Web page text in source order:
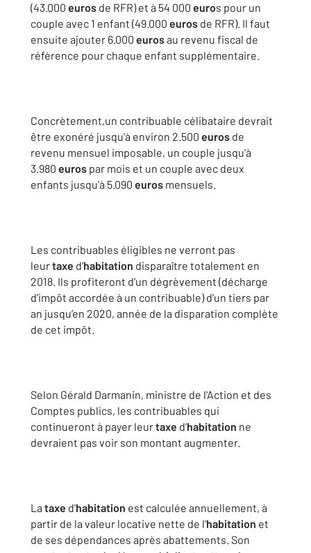
(43.000 euros de RFR) et à 54 000 euros pour un
couple avec 1 enfant (49.000 euros de RFR). Il faut
ensuite ajouter 6.000 eurosau revenu fiscal de
référence pour chaque enfant supplémentaire.
Concrètement,un contribuable célibataire devrait
être exonéré jusqu'à environ 2.500 euros de
revenu mensuel imposable, un couple jusqu'à
3.980 euros par mois et un couple avec deux
enfants jusqu'à 5.090 euros mensuels.
Les contribuables éligibles ne verront pas
leurtaxe d’habitation disparaître totalement en
2018. Ils profiteront d’un dégrèvement (décharge
d'impôt accordée à un contribuable) d'un tiers par
an jusqu’en 2020, année de la disparation complète
de cet impôt.
Selon Gérald Darmanin, ministre de l'Action et des
Comptes publics, les contribuables qui
continueront à payer leurtaxe d’habitation ne
devraient pas voir son montant augmenter.
La taxe d'habitation est calculée annuellement, à
partir de la valeur locative nette de l'habitation et
de ses dépendances après abattements. Son